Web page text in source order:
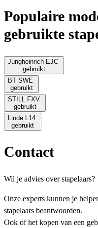
Populaire
gebruikte
Jungheinrich EJC
gebruikt
BT SWE
gebruikt
STILL FXV
gebruikt
Linde L14
gebruikt
Contact
Wil je advies over stapelaars?
Onze experts kunnen je
stapelaars beantwoorden.
Ook of het kopen van een